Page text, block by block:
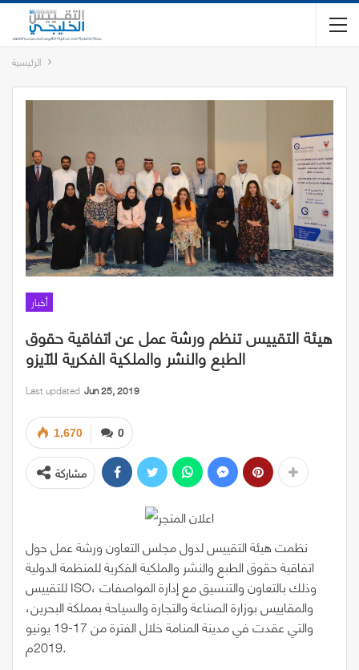
الرئيسية
أخبار
هيئة التقييس تنظم ورشة عمل عن اتفاقية حقوق
الطبع والنشر والملكية الفكرية للآيزو
Last updated Jun 25, 2019
0
1,670
مشاركة
نظمت هيئة التقييس لدول مجلس التعاون ورشة عمل حول
اتفاقية حقوق الطبع والنشر والملكية الفكرية للمنظمة الدولية
للتقييس ISO، وذلك بالتعاون والتنسيق مع إدارة المواصفات
والمقاييس بوزارة الصناعة والتجارة والسياحة بمملكة البحرين،
والتي عقدت في مدينة المنامة خلال الفترة من 17-19 يونيو
2019م.